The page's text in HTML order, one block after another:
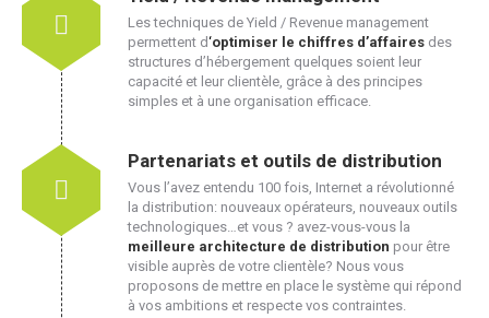
Les techniques de Yield / Revenue management
permettent d‘optimiser le chiffres d’affaires des
structures d’hébergement quelques soient leur
capacité et leur clientèle, grâce à des principes
simples et à une organisation efficace.
Partenariats et outils de distribution
Vous l’avez entendu 100 fois, Internet a révolutionné
la distribution: nouveaux opérateurs, nouveaux outils
technologiques…et vous ? avez-vous-vous la
meilleure architecture de distribution pour être
visible auprès de votre clientèle? Nous vous
proposons de mettre en place le système qui répond
à vos ambitions et respecte vos contraintes.